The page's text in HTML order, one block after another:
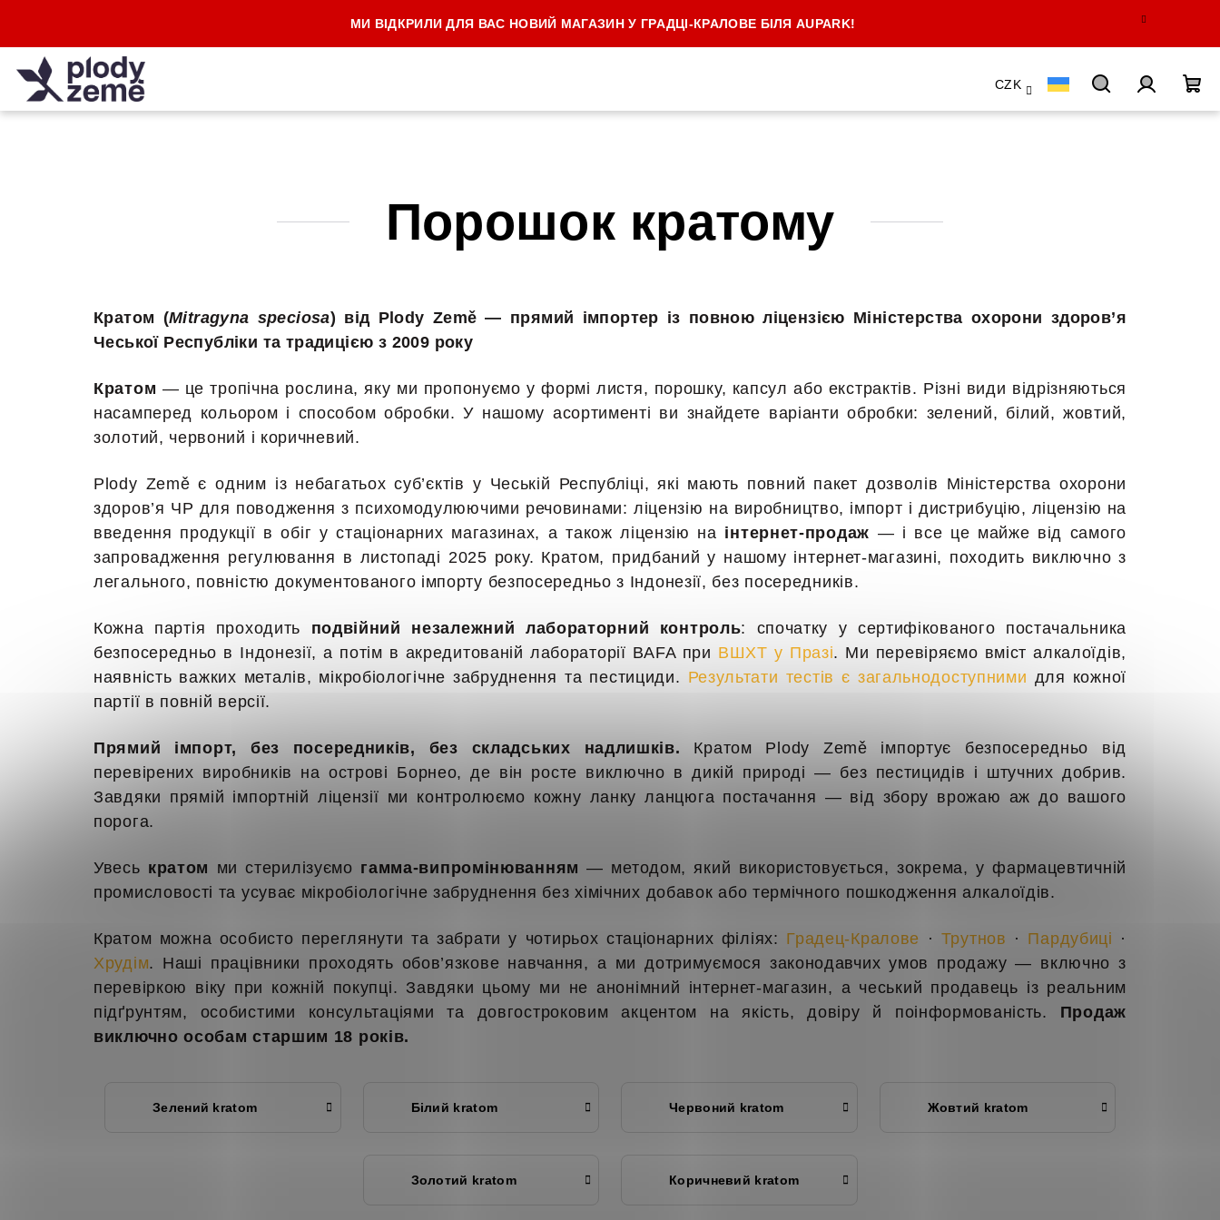
МИ ВІДКРИЛИ ДЛЯ ВАС НОВИЙ МАГАЗИН У ГРАДЦІ-КРАЛОВЕ БІЛЯ AUPARK!
CZK
ПошукВхід
Порошок кратому
Кратом (Mitragyna speciosa) від Plody Země — прямий імпортер із повною ліцензією Міністерства охорони здоров’я
Чеської Республіки та традицією з 2009 року
Кратом — це тропічна рослина, яку ми пропонуємо у формі листя, порошку, капсул або екстрактів. Різні види відрізняються
насамперед кольором і способом обробки. У нашому асортименті ви знайдете варіанти обробки: зелений, білий, жовтий,
золотий, червоний і коричневий.
Plody Země є одним із небагатьох суб’єктів у Чеській Республіці, які мають повний пакет дозволів Міністерства охорони
здоров’я ЧР для поводження з психомодулюючими речовинами: ліцензію на виробництво, імпорт і дистрибуцію, ліцензію на
введення продукції в обіг у стаціонарних магазинах, а також ліцензію на інтернет-продаж — і все це майже від самого
запровадження регулювання в листопаді 2025 року. Кратом, придбаний у нашому інтернет-магазині, походить виключно з
легального, повністю документованого імпорту безпосередньо з Індонезії, без посередників.
Кожна партія проходить подвійний незалежний лабораторний контроль: спочатку у сертифікованого постачальника
безпосередньо в Індонезії, а потім в акредитованій лабораторії BAFA при ВШХТ у Празі. Ми перевіряємо вміст алкалоїдів,
наявність важких металів, мікробіологічне забруднення та пестициди. Результати тестів є загальнодоступними для кожної
партії в повній версії.
Прямий імпорт, без посередників, без складських надлишків. Кратом Plody Země імпортує безпосередньо від
перевірених виробників на острові Борнео, де він росте виключно в дикій природі — без пестицидів і штучних добрив.
Завдяки прямій імпортній ліцензії ми контролюємо кожну ланку ланцюга постачання — від збору врожаю аж до вашого
порога.
Увесь кратом ми стерилізуємо гамма-випромінюванням — методом, який використовується, зокрема, у фармацевтичній
промисловості та усуває мікробіологічне забруднення без хімічних добавок або термічного пошкодження алкалоїдів.
Кратом можна особисто переглянути та забрати у чотирьох стаціонарних філіях: Градец-Кралове · Трутнов · Пардубиці ·
Хрудім. Наші працівники проходять обов’язкове навчання, а ми дотримуємося законодавчих умов продажу — включно з
перевіркою віку при кожній покупці. Завдяки цьому ми не анонімний інтернет-магазин, а чеський продавець із реальним
підґрунтям, особистими консультаціями та довгостроковим акцентом на якість, довіру й поінформованість. Продаж
виключно особам старшим 18 років.
Зелений kratom Білий kratom Червоний kratom Жовтий kratom
Золотий kratom Коричневий kratom